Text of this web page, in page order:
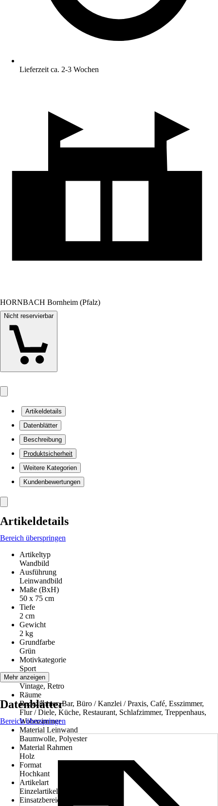
Lieferzeit ca. 2-3 Wochen
HORNBACH Bornheim (Pfalz)
Nicht reservierbar
Artikeldetails
Datenblätter
Beschreibung
Produktsicherheit
Weitere Kategorien
Kundenbewertungen
Artikeldetails
Bereich überspringen
Artikeltyp
Wandbild
Ausführung
Leinwandbild
Maße (BxH)
50 x 75 cm
Tiefe
2 cm
Gewicht
2 kg
Grundfarbe
Grün
Motivkategorie
Sport
Stilwelt
Vintage, Retro
Räume
Badezimmer, Bar, Büro / Kanzlei / Praxis, Café, Esszimmer,
Flur / Diele, Küche, Restaurant, Schlafzimmer, Treppenhaus,
Wohnzimmer
Material Leinwand
Baumwolle, Polyester
Material Rahmen
Holz
Format
Hochkant
Artikelart
Einzelartikel
Einsatzbereich
Mehr anzeigen
Datenblätter
Bereich überspringen